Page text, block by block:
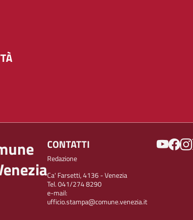
CONTATTI
Redazione
Ca' Farsetti, 4136 - Venezia
Tel. 041/274 8290
e-mail:
ufficio.stampa@comune.venezia.it